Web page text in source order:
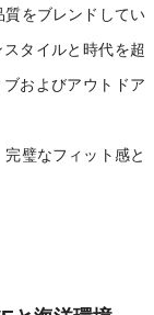
をブレンドしてい
タイルと時代を超
およびアウトドア
璧なフィット感と